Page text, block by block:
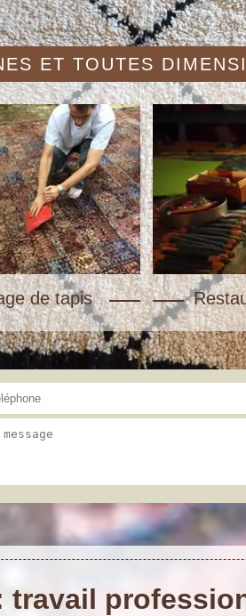
ET TOUTES
de tapis
travail